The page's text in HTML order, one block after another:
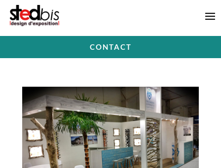
CONTACT